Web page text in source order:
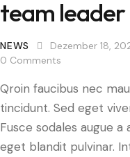
team leader
NEWS Dezember 18,
0 Comments
Qroin faucibus nec
tincidunt. Sed eget
Fusce sodales augue a
eget blandit pulvinar.